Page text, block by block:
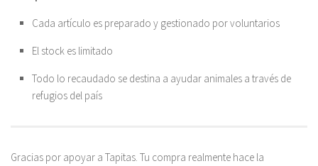
Cada artículo es preparado y gestionado por voluntarios
El stock es limitado
Todo lo recaudado se destina a ayudar animales a través de
refugios del país
Gracias por apoyar a Tapitas. Tu compra realmente hace la